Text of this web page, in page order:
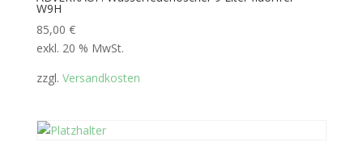
W9H
85,00 €
exkl. 20 % MwSt.
zzgl. Versandkosten